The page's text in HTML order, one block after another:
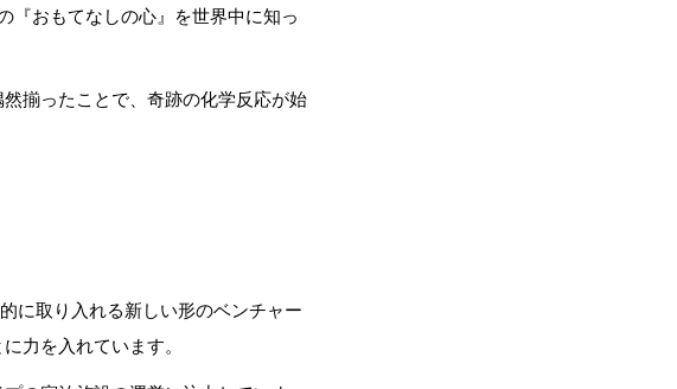
『おもてなしの心』を世界中に知っ
揃ったことで、奇跡の化学反応が始
に取り入れる新しい形のベンチャー
力を入れています。